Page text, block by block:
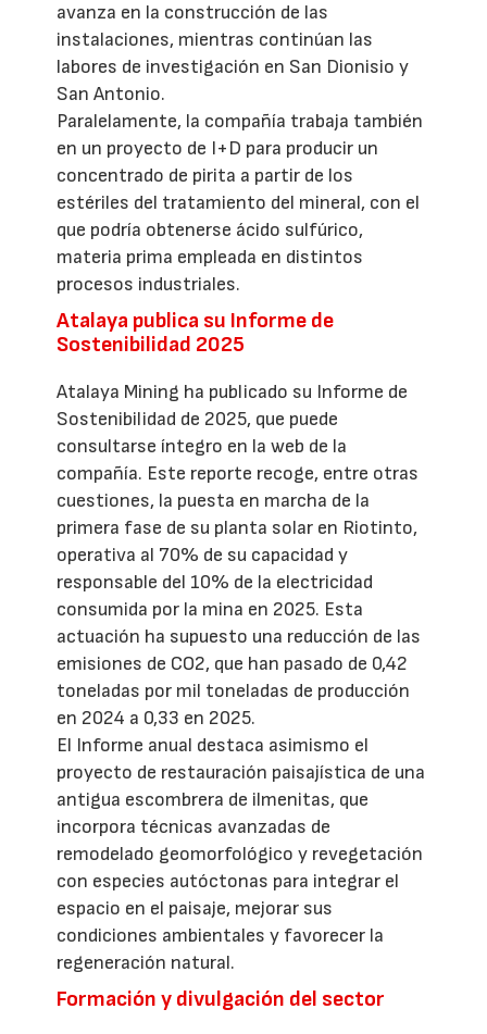
avanza en la construcción de las
instalaciones, mientras continúan las
labores de investigación en San Dionisio y
San Antonio.
Paralelamente, la compañía trabaja también
en un proyecto de I+D para producir un
concentrado de pirita a partir de los
estériles del tratamiento del mineral, con el
que podría obtenerse ácido sulfúrico,
materia prima empleada en distintos
procesos industriales.
Atalaya publica su Informe de
Sostenibilidad 2025
Atalaya Mining ha publicado su Informe de
Sostenibilidad de 2025, que puede
consultarse íntegro en la web de la
compañía. Este reporte recoge, entre otras
cuestiones, la puesta en marcha de la
primera fase de su planta solar en Riotinto,
operativa al 70% de su capacidad y
responsable del 10% de la electricidad
consumida por la mina en 2025. Esta
actuación ha supuesto una reducción de las
emisiones de CO2, que han pasado de 0,42
toneladas por mil toneladas de producción
en 2024 a 0,33 en 2025.
El Informe anual destaca asimismo el
proyecto de restauración paisajística de una
antigua escombrera de ilmenitas, que
incorpora técnicas avanzadas de
remodelado geomorfológico y revegetación
con especies autóctonas para integrar el
espacio en el paisaje, mejorar sus
condiciones ambientales y favorecer la
regeneración natural.
Formación y divulgación del sector